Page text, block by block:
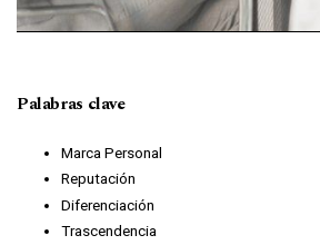
Palabras clave
Marca Personal
Reputación
Diferenciación
Trascendencia